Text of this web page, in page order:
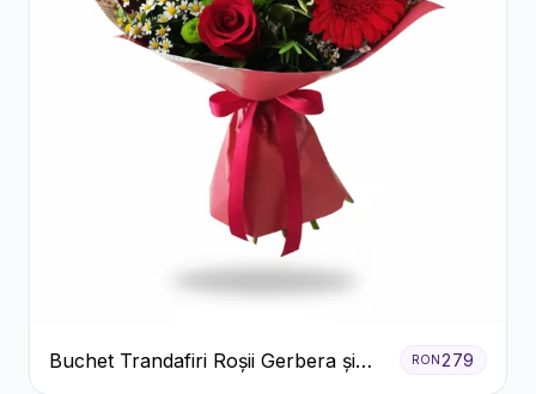
Buchet Trandafiri Roșii Gerbera și
Verdeață
RON279